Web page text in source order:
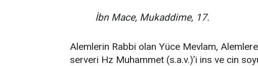
İbn Mace, Mukaddime, 17.
Alemlerin Rabbi olan Yüce Mevlam,
serveri Hz Muhammet (s.a.v.)’i ins ve cin